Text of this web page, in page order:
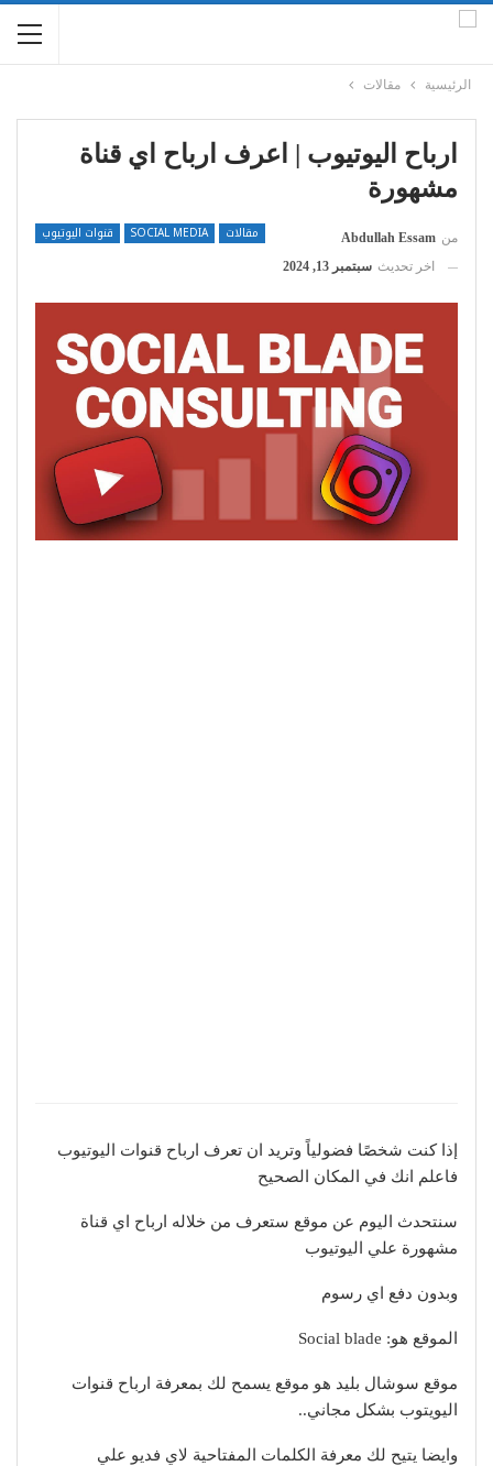
الرئيسية مقالات
ارباح اليوتيوب | اعرف ارباح اي قناة
مشهورة
مقالات SOCIAL MEDIA قنوات اليوتيوب من Abdullah Essam
اخر تحديث سبتمبر 13, 2024
إذا كنت شخصًا فضولياً وتريد ان تعرف ارباح قنوات اليوتيوب
فاعلم انك في المكان الصحيح
سنتحدث اليوم عن موقع ستعرف من خلاله ارباح اي قناة
مشهورة علي اليوتيوب
وبدون دفع اي رسوم
الموقع هو: Social blade
موقع سوشال بليد هو موقع يسمح لك بمعرفة ارباح قنوات
اليويتوب بشكل مجاني..
وايضا يتيح لك معرفة الكلمات المفتاحية لاي فديو علي